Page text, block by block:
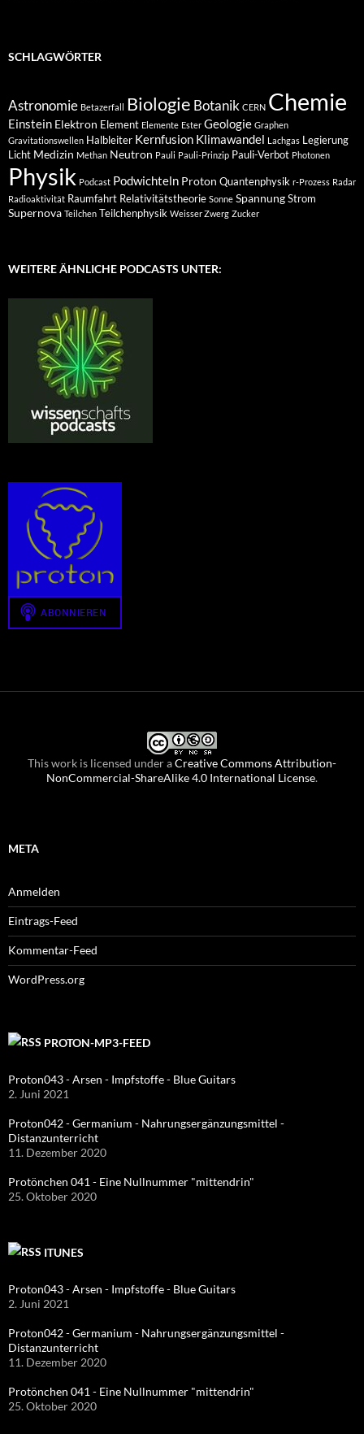
SCHLAGWÖRTER
Astronomie Betazerfall Biologie Botanik CERN Chemie
Einstein Elektron Element Elemente Ester Geologie Graphen
Gravitationswellen Halbleiter Kernfusion Klimawandel Lachgas Legierung
Licht Medizin Methan Neutron Pauli Pauli-Prinzip Pauli-Verbot Photonen
Physik Podcast Podwichteln Proton Quantenphysik r-Prozess Radar
Radioaktivität Raumfahrt Relativitätstheorie Sonne Spannung Strom
Supernova Teilchen Teilchenphysik Weisser Zwerg Zucker
WEITERE ÄHNLICHE PODCASTS UNTER:
This work is licensed under aCreative Commons Attribution-
NonCommercial-ShareAlike 4.0 International License.
META
Anmelden
Eintrags-Feed
Kommentar-Feed
WordPress.org
PROTON-MP3-FEED
Proton043 - Arsen - Impfstoffe - Blue Guitars
2. Juni 2021
Proton042 - Germanium - Nahrungsergänzungsmittel -
Distanzunterricht
11. Dezember 2020
Protönchen 041 - Eine Nullnummer "mittendrin"
25. Oktober 2020
ITUNES
Proton043 - Arsen - Impfstoffe - Blue Guitars
2. Juni 2021
Proton042 - Germanium - Nahrungsergänzungsmittel -
Distanzunterricht
11. Dezember 2020
Protönchen 041 - Eine Nullnummer "mittendrin"
25. Oktober 2020